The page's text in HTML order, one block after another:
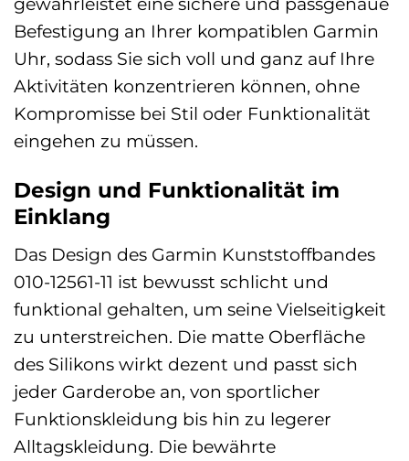
Befestigung an Ihrer kompatiblen Garmin
Uhr, sodass Sie sich voll und ganz auf Ihre
Aktivitäten konzentrieren können, ohne
Kompromisse bei Stil oder Funktionalität
eingehen zu müssen.
Design und Funktionalität im
Einklang
Das Design des Garmin Kunststoffbandes
010-12561-11 ist bewusst schlicht und
funktional gehalten, um seine Vielseitigkeit
zu unterstreichen. Die matte Oberfläche
des Silikons wirkt dezent und passt sich
jeder Garderobe an, von sportlicher
Funktionskleidung bis hin zu legerer
Alltagskleidung. Die bewährte